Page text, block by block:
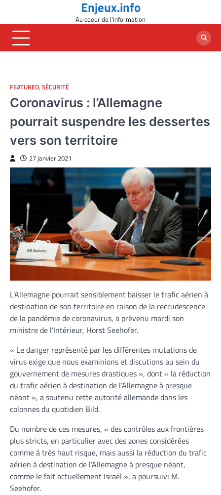
content
Enjeux.info
Au coeur de l'information
FEATURED, SÉCURITÉ
Coronavirus : l’Allemagne
pourrait suspendre les dessertes
vers son territoire
27 janvier 2021
L’Allemagne pourrait sensiblement baisser le trafic aérien à
destination de son territoire en raison de la recrudescence
de la pandémie de coronavirus, a prévenu mardi son
ministre de l’Intérieur, Horst Seehofer.
« Le danger représenté par les différentes mutations de
virus exige que nous examinions et discutions au sein du
gouvernement de mesures drastiques », dont « la réduction
du trafic aérien à destination de l’Allemagne à presque
néant », a soutenu cette autorité allemande dans les
colonnes du quotidien Bild.
Du nombre de ces mesures, « des contrôles aux frontières
plus stricts, en particulier avec des zones considérées
comme à très haut risque, mais aussi la réduction du trafic
aérien à destination de l’Allemagne à presque néant,
comme le fait actuellement Israël », a poursuivi M.
Seehofer.